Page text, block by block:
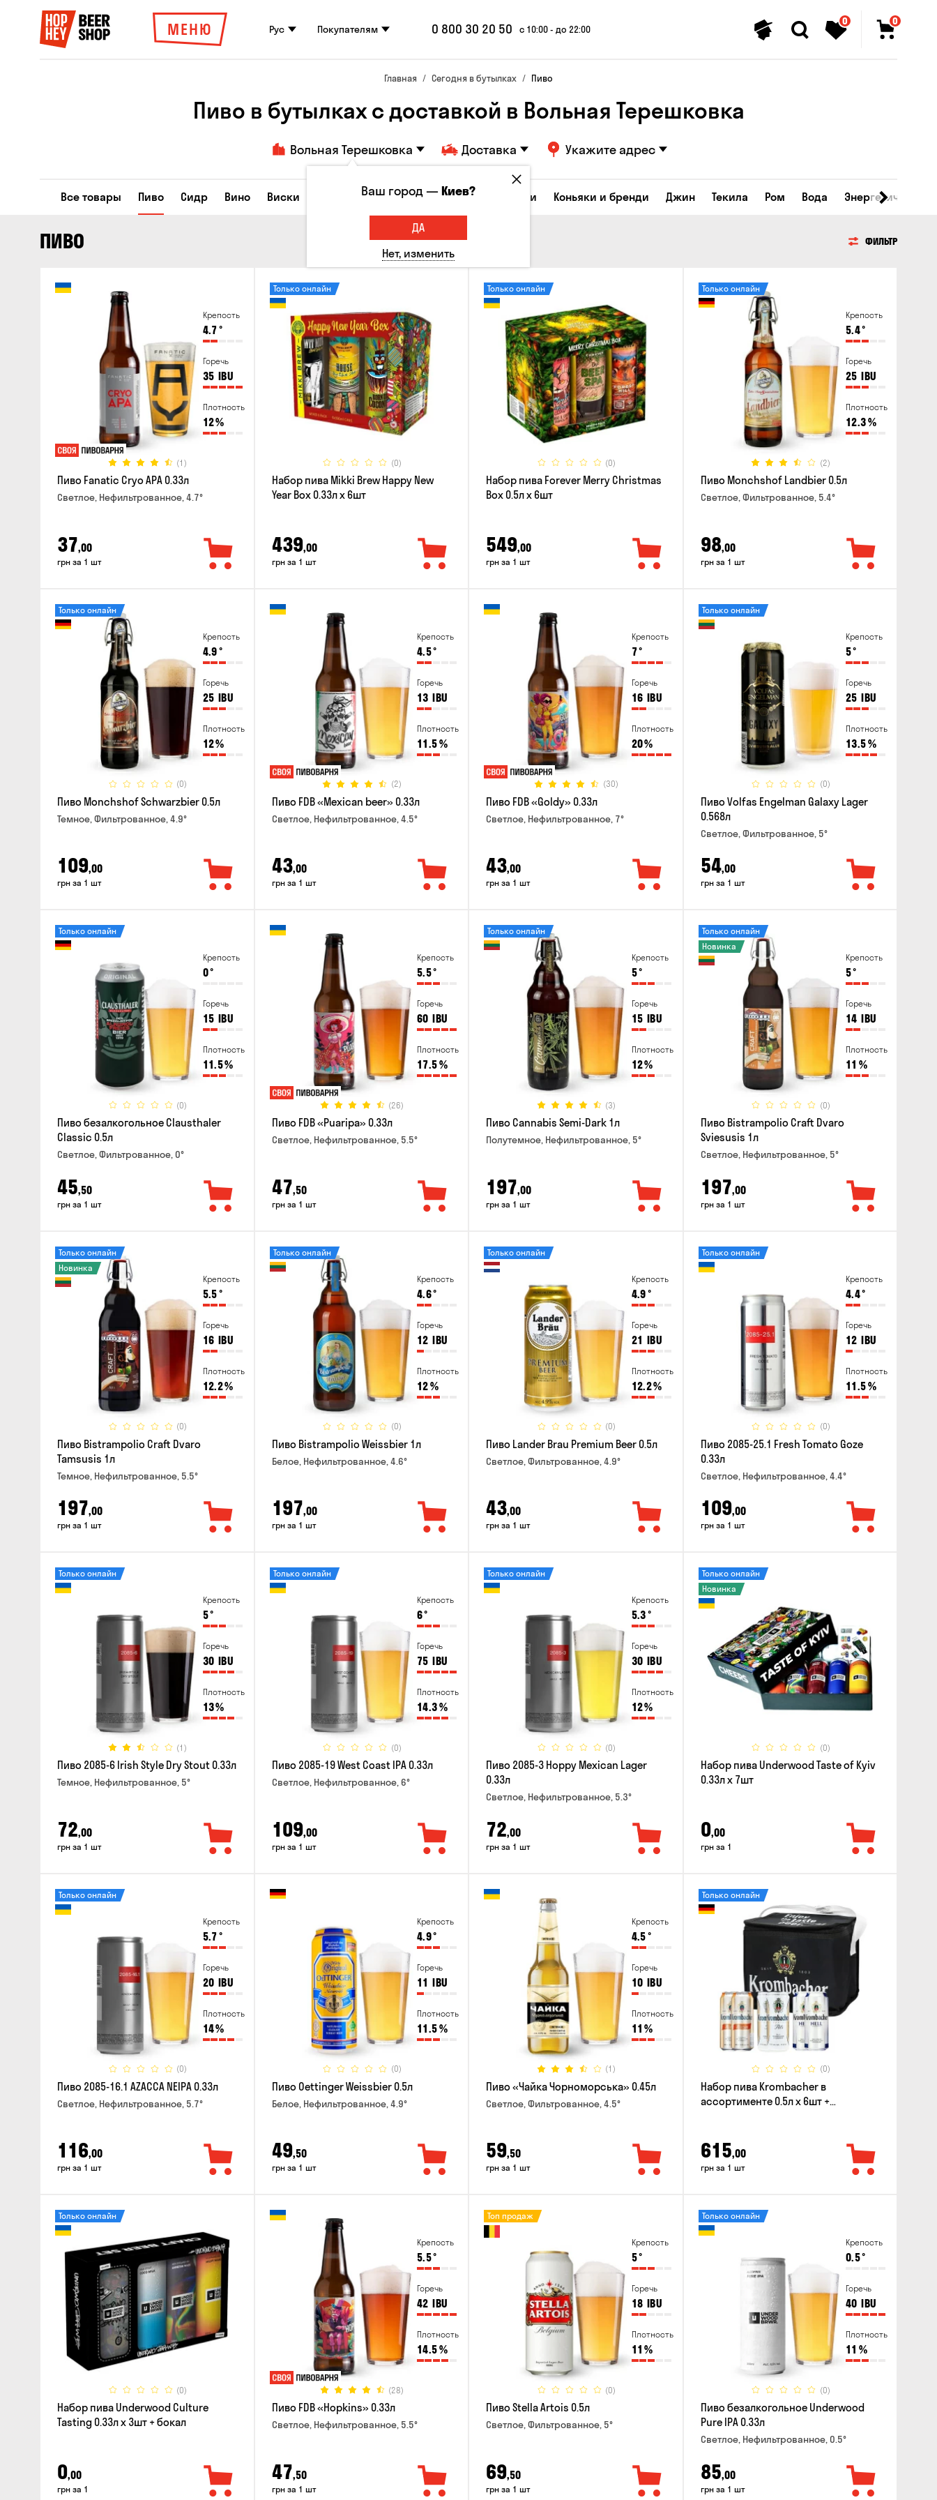
МЕНЮ Рус Покупателям 0 800 30 20 50 с 10:00 - до 22:00
0 0
Главная Сегодня в бутылках Пиво
Пиво в бутылках с доставкой в Вольная Терешковка
Вольная Терешковка Доставка Укажите адрес
Все товары Пиво Сидр Вино Виски Коктейли Соджу Ликеры и настойки Коньяки и бренди Джин Текила Ром Вода Энергетические
ПИВО ФИЛЬТР
Крепость
4.7°
Горечь
35 IBU
Плотность
12%
(1)
Пиво Fanatic Cryo APA 0.33л
Светлое, Нефильтрованное, 4.7°
37,00
грн за 1 шт
(0)
Только онлайн
Набор пива Mikki Brew Happy New
Year Box 0.33л x 6шт
439,00
грн за 1 шт
(0)
Только онлайн
Набор пива Forever Merry Christmas
Box 0.5л x 6шт
549,00
грн за 1 шт
Крепость
5.4°
Горечь
25 IBU
Плотность
12.3%
(2)
Только онлайн
Пиво Monchshof Landbier 0.5л
Светлое, Фильтрованное, 5.4°
98,00
грн за 1 шт
Крепость
4.9°
Горечь
25 IBU
Плотность
12%
(0)
Только онлайн
Пиво Monchshof Schwarzbier 0.5л
Темное, Фильтрованное, 4.9°
109,00
грн за 1 шт
Крепость
4.5°
Горечь
13 IBU
Плотность
11.5%
(2)
Пиво FDB «Mexican beer» 0.33л
Светлое, Нефильтрованное, 4.5°
43,00
грн за 1 шт
Крепость
7°
Горечь
16 IBU
Плотность
20%
(30)
Пиво FDB «Goldy» 0.33л
Светлое, Нефильтрованное, 7°
43,00
грн за 1 шт
Крепость
5°
Горечь
25 IBU
Плотность
13.5%
(0)
Только онлайн
Пиво Volfas Engelman Galaxy Lager
0.568л
Светлое, Фильтрованное, 5°
54,00
грн за 1 шт
Крепость
0°
Горечь
15 IBU
Плотность
11.5%
(0)
Только онлайн
Пиво безалкогольное Clausthaler
Classic 0.5л
Светлое, Фильтрованное, 0°
45,50
грн за 1 шт
Крепость
5.5°
Горечь
60 IBU
Плотность
17.5%
(26)
Пиво FDB «Puaripa» 0.33л
Светлое, Нефильтрованное, 5.5°
47,50
грн за 1 шт
Крепость
5°
Горечь
15 IBU
Плотность
12%
(3)
Только онлайн
Пиво Cannabis Semi-Dark 1л
Полутемное, Нефильтрованное, 5°
197,00
грн за 1 шт
Крепость
5°
Горечь
14 IBU
Плотность
11 %
(0)
Только онлайн
Новинка
Пиво Bistrampolio Craft Dvaro
Sviesusis 1л
Светлое, Нефильтрованное, 5°
197,00
грн за 1 шт
Крепость
5.5°
Горечь
16 IBU
Плотность
12.2%
(0)
Только онлайн
Новинка
Пиво Bistrampolio Craft Dvaro
Tamsusis 1л
Темное, Нефильтрованное, 5.5°
197,00
грн за 1 шт
Крепость
4.6°
Горечь
12 IBU
Плотность
12%
(0)
Только онлайн
Пиво Bistrampolio Weissbier 1л
Белое, Нефильтрованное, 4.6°
197,00
грн за 1 шт
Крепость
4.9°
Горечь
21 IBU
Плотность
12.2%
(0)
Только онлайн
Пиво Lander Brau Premium Beer 0.5л
Светлое, Фильтрованное, 4.9°
43,00
грн за 1 шт
Крепость
4.4°
Горечь
12 IBU
Плотность
11.5%
(0)
Только онлайн
Пиво 2085-25.1 Fresh Tomato Goze
0.33л
Светлое, Нефильтрованное, 4.4°
109,00
грн за 1 шт
Крепость
5°
Горечь
30 IBU
Плотность
13%
(1)
Только онлайн
Пиво 2085-6 Irish Style Dry Stout 0.33л
Темное, Нефильтрованное, 5°
72,00
грн за 1 шт
Крепость
6°
Горечь
75 IBU
Плотность
14.3%
(0)
Только онлайн
Пиво 2085-19 West Coast IPA 0.33л
Светлое, Нефильтрованное, 6°
109,00
грн за 1 шт
Крепость
5.3°
Горечь
30 IBU
Плотность
12%
(0)
Только онлайн
Пиво 2085-3 Hoppy Mexican Lager
0.33л
Светлое, Нефильтрованное, 5.3°
72,00
грн за 1 шт
(0)
Только онлайн
Новинка
Набор пива Underwood Taste of Kyiv
0.33л x 7шт
0,00
грн за 1
Крепость
5.7°
Горечь
20 IBU
Плотность
14%
(0)
Только онлайн
Пиво 2085-16.1 AZACCA NEIPA 0.33л
Светлое, Нефильтрованное, 5.7°
116,00
грн за 1 шт
Крепость
4.9°
Горечь
11 IBU
Плотность
11.5%
(0)
Пиво Oettinger Weissbier 0.5л
Белое, Нефильтрованное, 4.9°
49,50
грн за 1 шт
Крепость
4.5°
Горечь
10 IBU
Плотность
11 %
(1)
Пиво «Чайка Чорноморська» 0.45л
Светлое, Фильтрованное, 4.5°
59,50
грн за 1 шт
(0)
Только онлайн
Набор пива Krombacher в
ассортименте 0.5л х 6шт +
615,00
грн за 1 шт
(0)
Только онлайн
Набор пива Underwood Culture
Tasting 0.33л x 3шт + бокал
0,00
грн за 1
Крепость
5.5°
Горечь
42 IBU
Плотность
14.5%
(28)
Пиво FDB «Hopkins» 0.33л
Светлое, Нефильтрованное, 5.5°
47,50
грн за 1 шт
Крепость
5°
Горечь
18 IBU
Плотность
11 %
(0)
Топ продаж
Пиво Stella Artois 0.5л
Светлое, Фильтрованное, 5°
69,50
грн за 1 шт
Крепость
0.5°
Горечь
40 IBU
Плотность
11 %
(0)
Только онлайн
Пиво безалкогольное Underwood
Pure IPA 0.33л
Светлое, Нефильтрованное, 0.5°
85,00
грн за 1 шт
Ваш город —Киев?
ДА
Нет, изменить